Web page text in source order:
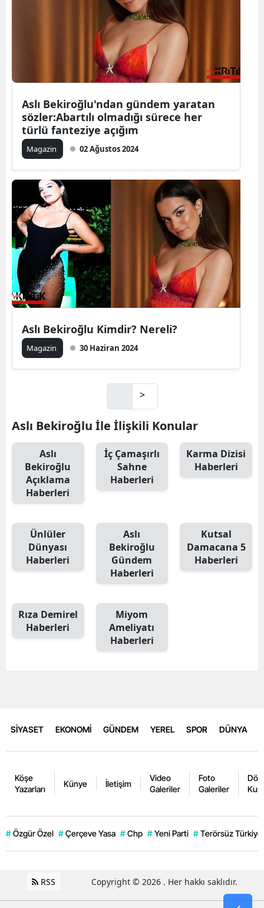
Aslı Bekiroğlu'ndan gündem yaratan
sözler:Abartılı olmadığı sürece her
türlü fanteziye açığım
Magazin 02 Ağustos 2024
Aslı Bekiroğlu Kimdir? Nereli?
Magazin 30 Haziran 2024
>
Aslı Bekiroğlu İle İlişkili Konular
Aslı
Bekiroğlu
Açıklama
Haberleri
İç Çamaşırlı
Sahne
Haberleri
Karma Dizisi
Haberleri
Ünlüler
Dünyası
Haberleri
Aslı
Bekiroğlu
Gündem
Haberleri
Kutsal
Damacana 5
Haberleri
Rıza Demirel
Haberleri
Miyom
Ameliyatı
Haberleri
SİYASET EKONOMİ GÜNDEM YEREL SPOR DÜNYA
Köşe
Yazarları
Künye İletişim
Video
Galeriler
Foto
Galeriler
# Özgür Özel # Çerçeve Yasa # Chp # Yeni Parti # Terörsüz Türkiye
RSS Copyright © 2026 . Her hakkı saklıdır.